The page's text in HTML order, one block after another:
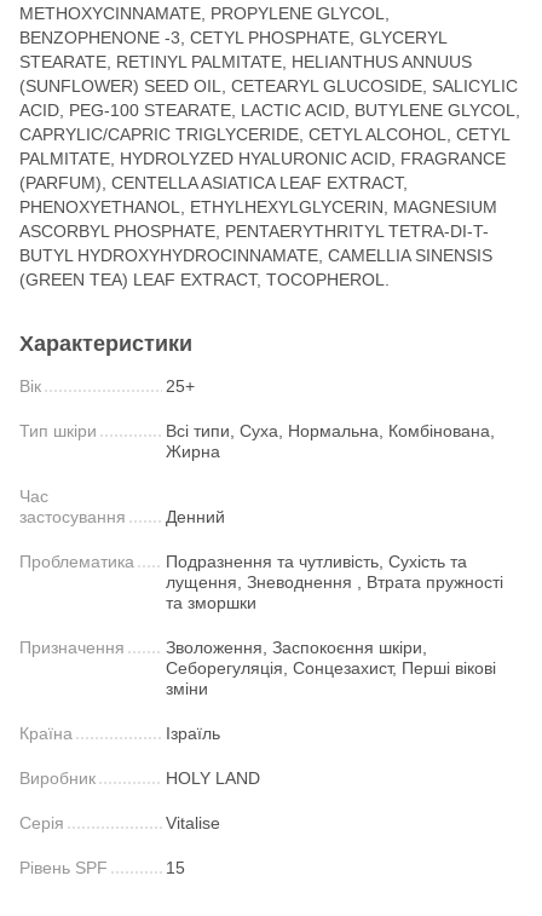
METHOXYCINNAMATE, PROPYLENE GLYCOL,
BENZOPHENONE -3, CETYL PHOSPHATE, GLYCERYL
STEARATE, RETINYL PALMITATE, HELIANTHUS ANNUUS
(SUNFLOWER) SEED OIL, CETEARYL GLUCOSIDE, SALICYLIC
ACID, PEG-100 STEARATE, LACTIC ACID, BUTYLENE GLYCOL,
CAPRYLIC/CAPRIC TRIGLYCERIDE, CETYL ALCOHOL, CETYL
PALMITATE, HYDROLYZED HYALURONIC ACID, FRAGRANCE
(PARFUM), CENTELLA ASIATICA LEAF EXTRACT,
PHENOXYETHANOL, ETHYLHEXYLGLYCERIN, MAGNESIUM
ASCORBYL PHOSPHATE, PENTAERYTHRITYL TETRA-DI-T-
BUTYL HYDROXYHYDROCINNAMATE, CAMELLIA SINENSIS
(GREEN TEA) LEAF EXTRACT, TOCOPHEROL.
Характеристики
Вік 25+
Тип шкіри
Всі типи, Суха, Нормальна, Комбінована,
Жирна
Час
застосування
Денний
Проблематика
Подразнення та чутливість, Сухість та
лущення, Зневоднення , Втрата пружності
та зморшки
Призначення
Зволоження, Заспокоєння шкіри,
Себорегуляція, Сонцезахист, Перші вікові
зміни
Країна Ізраїль
Виробник HOLY LAND
Серія Vitalise
Рівень SPF 15